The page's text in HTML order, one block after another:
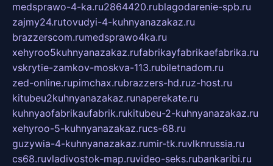
medsprawo-4-ka.ru2864420.rublagodarenie-spb.ru
zajmy24.rutovudyi-4-kuhnyanazakaz.ru
brazzerscom.rumedsprawo4ka.ru
xehyroo5kuhnyanazakaz.rufabrikayfabrikaefabrika.ru
vskrytie-zamkov-moskva-113.rubiletnadom.ru
zed-online.rupimchax.rubrazzers-hd.ruz-host.ru
kitubeu2kuhnyanazakaz.runaperekate.ru
kuhnyaofabrikaufabrik.rukitubeu-2-kuhnyanazakaz.ru
xehyroo-5-kuhnyanazakaz.rucs-68.ru
guzywia-4-kuhnyanazakaz.rumir-tk.ruvlknrussia.ru
cs68.ruvladivostok-map.ruvideo-seks.rubankaribi.ru